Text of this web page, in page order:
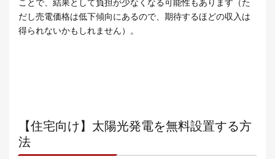
ことで、結果として負担が少なくなる可能性もあります（た
だし売電価格は低下傾向にあるので、期待するほどの収入は
得られないかもしれません）。
【住宅向け】太陽光発電を無料設置する方
法